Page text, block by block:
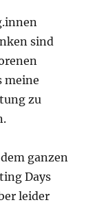
sind
meine
zu
ganzen
Days
leider